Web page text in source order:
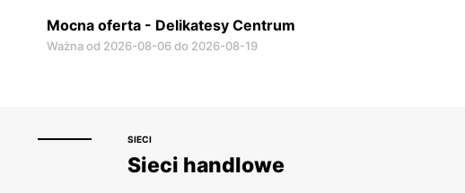
Mocna oferta - Delikatesy Centrum
Ważna od 2026-08-06 do 2026-08-19
SIECI
Sieci handlowe